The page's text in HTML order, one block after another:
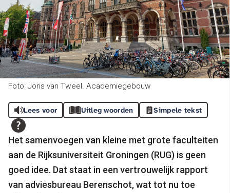
Foto: Joris van Tweel. Academiegebouw
Lees voor Uitleg woorden Simpele tekst
Het samenvoegen van kleine met grote faculteiten
aan de Rijksuniversiteit Groningen (RUG) is geen
goed idee. Dat staat in een vertrouwelijk rapport
van adviesbureau Berenschot, wat tot nu toe